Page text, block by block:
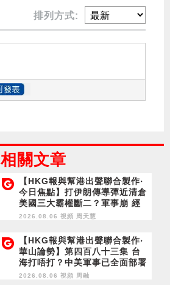
排列方式:
相關文章
【HKG報與幫港出聲聯合製作‧
今日焦點】打伊朗傳導彈近清倉
美國三大霸權斷二？軍事崩 經
濟損
2026.08.06 視頻 周天慧
【HKG報與幫港出聲聯合製作‧
華山論勢】第四百八十三集 台
海打唔打？中美軍事已全面部署
2028年1月台灣選舉是臨界點？
2026.08.06 視頻 周融